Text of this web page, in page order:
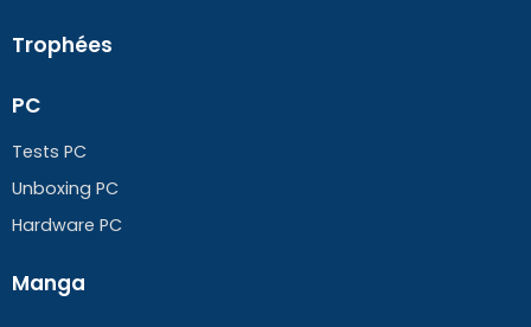
Trophées
PC
Tests PC
Unboxing PC
Hardware PC
Manga